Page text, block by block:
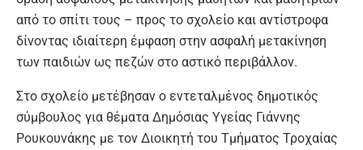
από το σπίτι τους – προς το σχολείο και αντίστροφα
δίνοντας ιδιαίτερη έμφαση στην ασφαλή μετακίνηση
των παιδιών ως πεζών στο αστικό περιβάλλον.
Στο σχολείο μετέβησαν ο εντεταλμένος δημοτικός
σύμβουλος για θέματα Δημόσιας Υγείας Γιάννης
Ρουκουνάκης με τον Διοικητή του Τμήματος Τροχαίας